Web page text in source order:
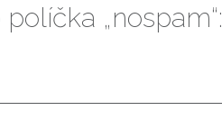
„nospam“: